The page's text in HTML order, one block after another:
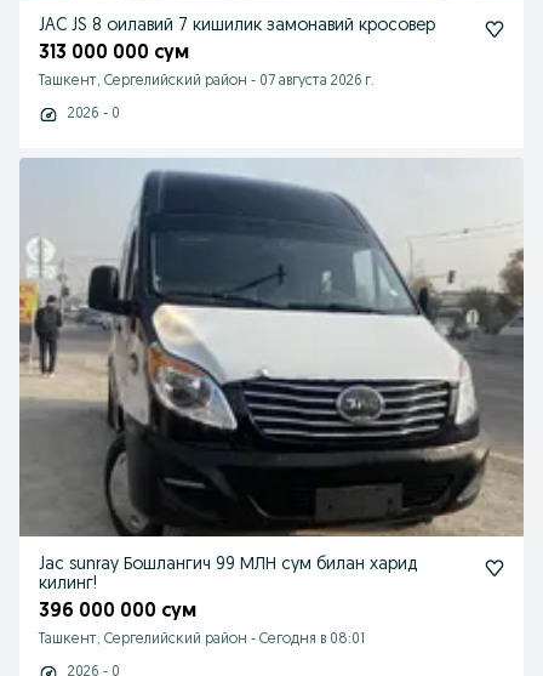
JAC JS 8 оилавий 7 кишилик замонавий кросовер
313 000 000 сум
Ташкент, Сергелийский район - 07 августа 2026 г.
2026 - 0
Jac sunray Бошлангич 99 МЛН сум билан харид
килинг!
396 000 000 сум
Ташкент, Сергелийский район - Сегодня в 08:01
2026 - 0